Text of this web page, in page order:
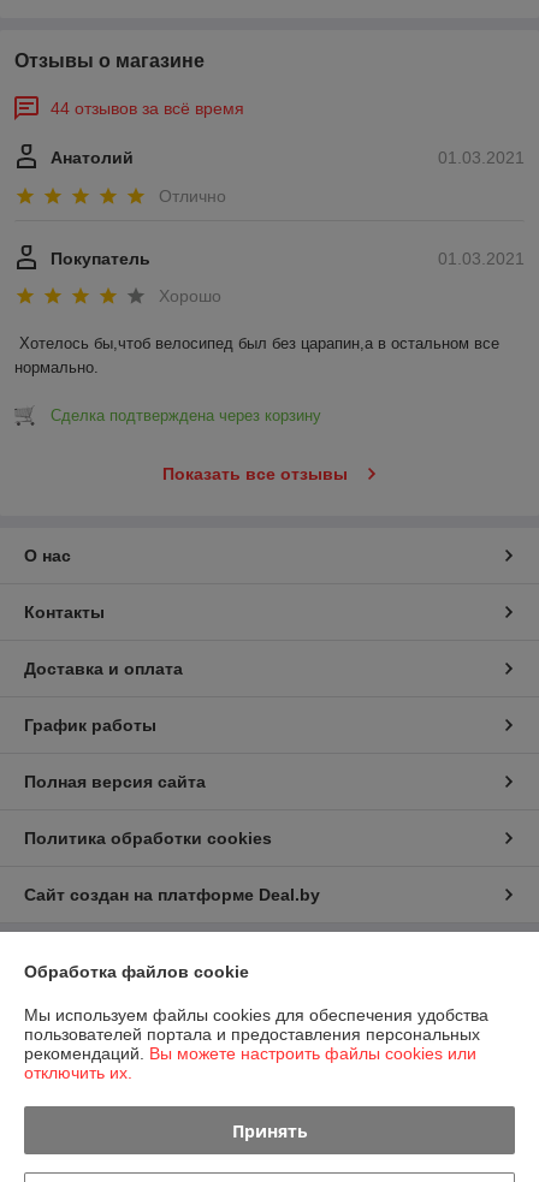
Отзывы о магазине
44 отзывов за всё время
01.03.2021
Анатолий
Отлично
01.03.2021
Покупатель
Хорошо
Хотелось бы,чтоб велосипед был без царапин,а в остальном все
нормально.
Сделка подтверждена через корзину
Показать все отзывы
О нас
Контакты
Доставка и оплата
График работы
Полная версия сайта
Политика обработки cookies
Сайт создан на платформе Deal.by
Информация для покупателя
Юридическое лицо:ИП Лихторович Игорь Владимирович
Притыцкого д150 кв110, Минск, 220017
Регистрационный номер ЕГР: 191361432
УНП: 191361432
Регистрационный орган: Минский горисполком
Обработка файлов cookie
Мы используем файлы cookies для обеспечения удобства
пользователей портала и предоставления персональных
рекомендаций. Вы можете настроить файлы cookies или
отключить их.
Принять